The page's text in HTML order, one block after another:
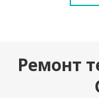
Ремонт